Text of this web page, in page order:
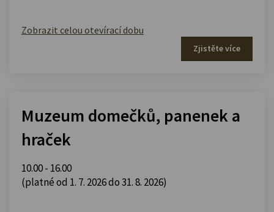
Zobrazit celou otevírací dobu
Zjistěte více
Muzeum domečků, panenek a
hraček
10.00 - 16.00
(platné od 1. 7. 2026 do 31. 8. 2026)